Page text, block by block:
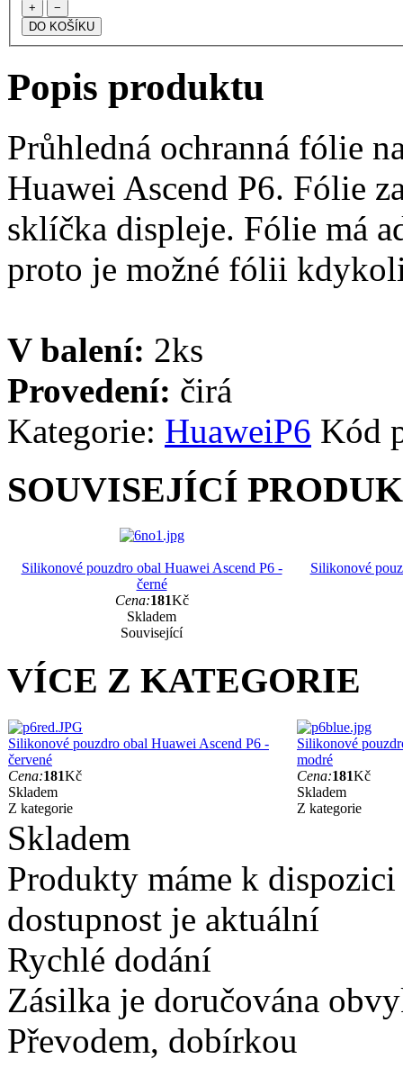
+ −
Popis produktu
Průhledná ochranná fólie
Huawei Ascend P6. Fólie
sklíčka displeje. Fólie má
proto je možné fólii
V balení: 2ks
Provedení: čirá
Kategorie: HuaweiP6 Kód
SOUVISEJÍCÍ
Silikonové pouzdro obal Huawei Ascend P6 -
černé
Cena:181Kč
Skladem
Související
Silikonové
VÍCE Z KATEGORIE
Silikonové pouzdro obal Huawei Ascend P6 -
červené
Cena:181Kč
Skladem
Z kategorie
Silikonové
modré
Cena:181Kč
Skladem
Z kategorie
Skladem
Produkty máme k
dostupnost je aktuální
Rychlé dodání
Zásilka je doručována
Převodem, dobírkou